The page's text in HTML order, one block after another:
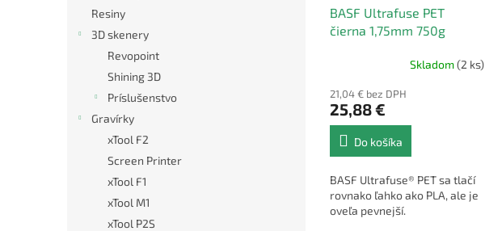
Resiny
3D skenery
Revopoint
Shining 3D
Príslušenstvo
Gravírky
xTool F2
Screen Printer
xTool F1
xTool M1
xTool P2S
BASF Ultrafuse PET
čierna 1,75mm 750g
Skladom(2 ks)
21,04 € bez DPH
25,88 €
Do košíka
BASF Ultrafuse® PET sa tlačí
rovnako ľahko ako PLA, ale je
oveľa pevnejší.